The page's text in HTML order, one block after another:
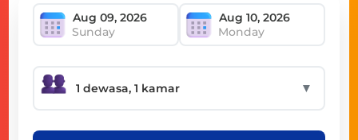
Sunday Monday
▼